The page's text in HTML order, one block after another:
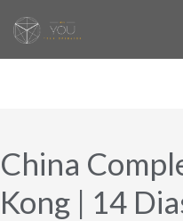
China
Kong | 14